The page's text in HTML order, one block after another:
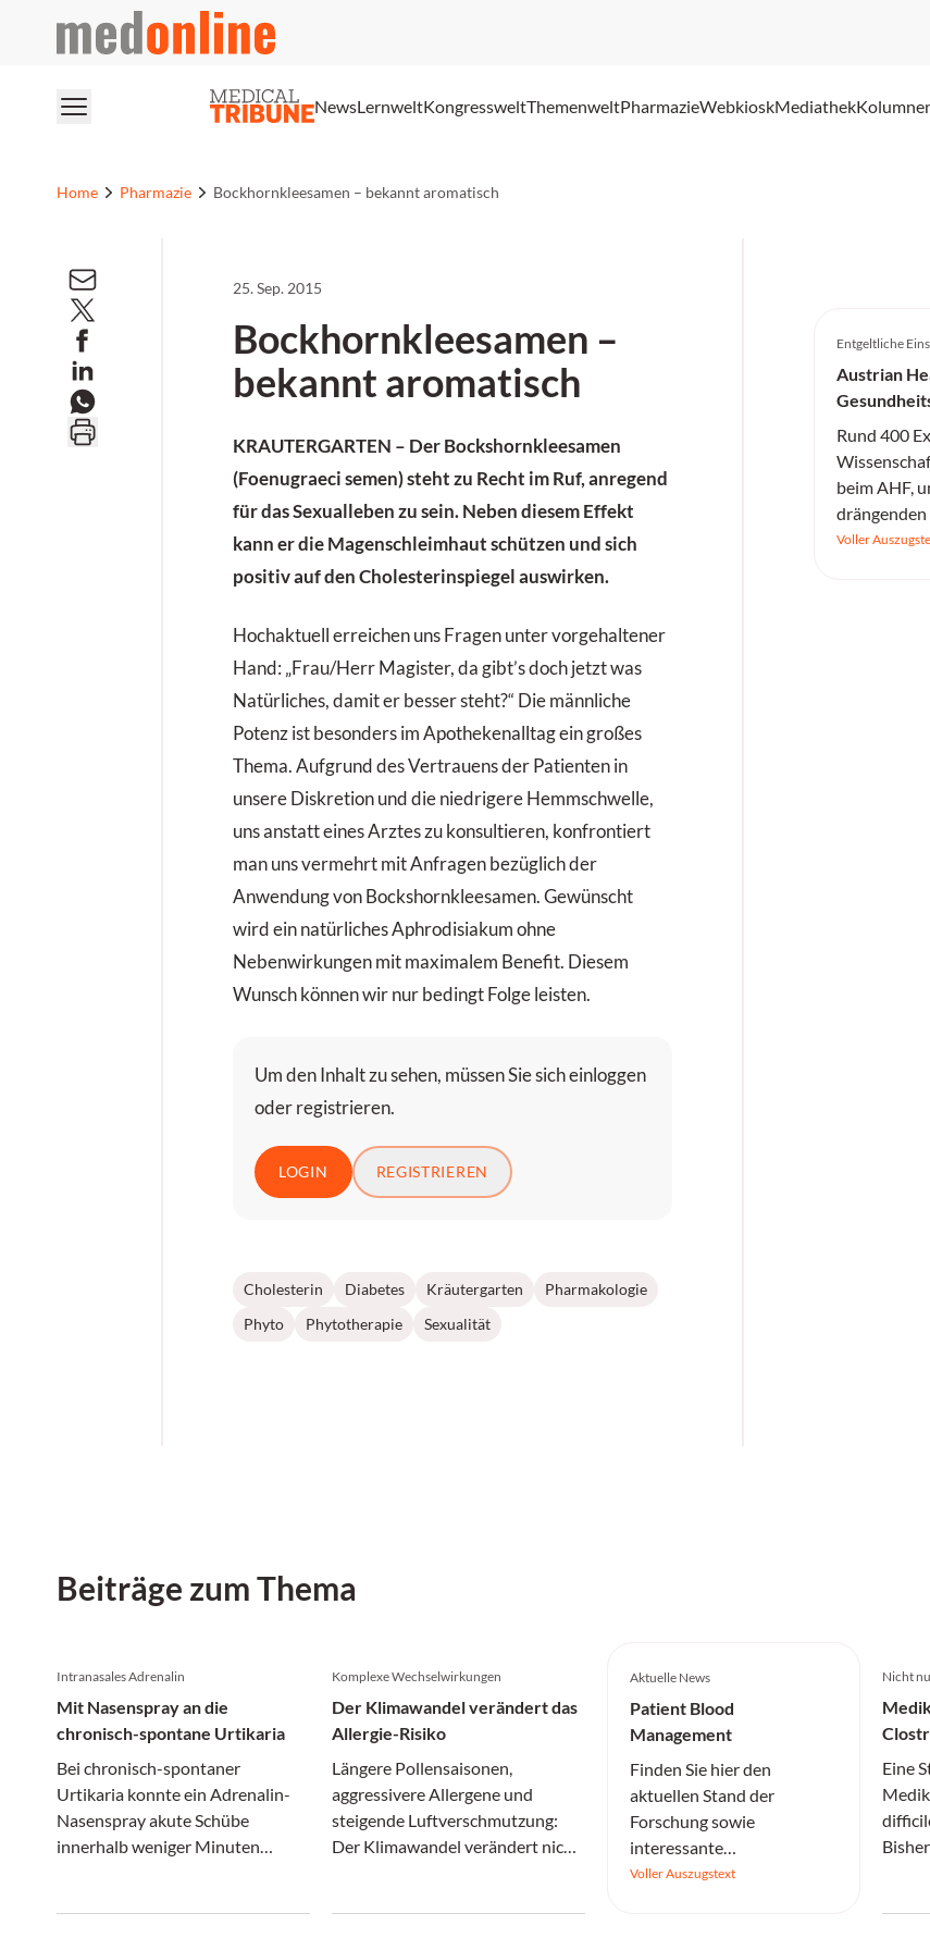
medonline
NewsLernweltKongressweltThemenweltPharmazieWebkioskMediathek
Home Pharmazie Bockhornkleesamen – bekannt aromatisch
25. Sep. 2015
Bockhornkleesamen –
bekannt aromatisch
KRAUTERGARTEN – Der Bockshornkleesamen
(Foenugraeci semen) steht zu Recht im Ruf, anregend
für das Sexualleben zu sein. Neben diesem Effekt
kann er die Magenschleimhaut schützen und sich
positiv auf den Cholesterinspiegel auswirken.
Hochaktuell erreichen uns Fragen unter vorgehaltener
Hand: „Frau/Herr Magister, da gibt’s doch jetzt was
Natürliches, damit er besser steht?“ Die männliche
Potenz ist besonders im Apothekenalltag ein großes
Thema. Aufgrund des Vertrauens der Patienten in
unsere Diskretion und die niedrigere Hemmschwelle,
uns anstatt eines Arztes zu konsultieren, konfrontiert
man uns vermehrt mit Anfragen bezüglich der
Anwendung von Bockshornkleesamen. Gewünscht
wird ein natürliches Aphrodisiakum ohne
Nebenwirkungen mit maximalem Benefit. Diesem
Wunsch können wir nur bedingt Folge leisten.
Um den Inhalt zu sehen, müssen Sie sich einloggen
oder registrieren.
LOGIN REGISTRIEREN
Cholesterin Diabetes Kräutergarten
Pharmakologie
Phyto
Phytotherapie Sexualität
Entgeltliche
Austrian
Rund 400
beim AHF,
Voller
Beiträge zum Thema
Intranasales Adrenalin
Mit Nasenspray an die
chronisch-spontane Urtikaria
Bei chronisch-spontaner
Urtikaria konnte ein Adrenalin-
Nasenspray akute Schübe
innerhalb weniger Minuten
Komplexe Wechselwirkungen
Der Klimawandel verändert das
Allergie-Risiko
Längere Pollensaisonen,
aggressivere Allergene und
steigende Luftverschmutzung:
Der Klimawandel verändert nicht
Aktuelle News
Patient Blood
Management
Finden Sie hier den
aktuellen Stand der
Forschung sowie
interessante
Informationen.
Voller Auszugstext
Nicht
Eine